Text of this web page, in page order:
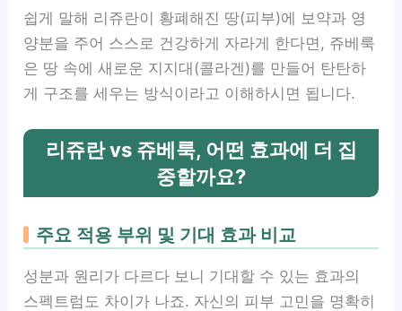
쉽게 말해 리쥬란이 황폐해진 땅(피부)에 보약과 영
양분을 주어 스스로 건강하게 자라게 한다면, 쥬베룩
은 땅 속에 새로운 지지대(콜라겐)를 만들어 탄탄하
게 구조를 세우는 방식이라고 이해하시면 됩니다.
리쥬란 vs 쥬베룩, 어떤 효과에 더 집
중할까요?
주요 적용 부위 및 기대 효과 비교
성분과 원리가 다르다 보니 기대할 수 있는 효과의
스펙트럼도 차이가 나죠. 자신의 피부 고민을 명확히